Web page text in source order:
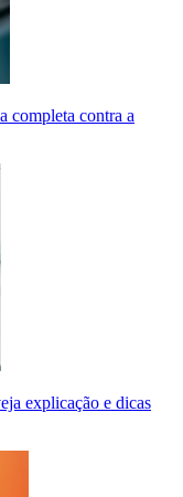
completa contra a
explicação e dicas